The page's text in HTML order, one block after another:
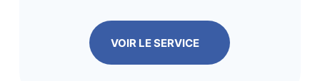
VOIR LE SERVICE